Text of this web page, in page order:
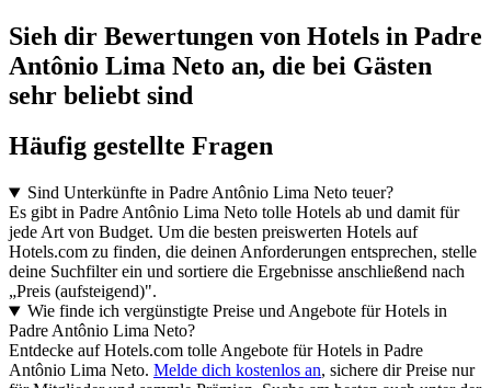
Sieh dir Bewertungen von Hotels in Padre
Antônio Lima Neto an, die bei Gästen
sehr beliebt sind
Häufig gestellte Fragen
Sind Unterkünfte in Padre Antônio Lima Neto teuer?
Es gibt in Padre Antônio Lima Neto tolle Hotels ab und damit für
jede Art von Budget. Um die besten preiswerten Hotels auf
Hotels.com zu finden, die deinen Anforderungen entsprechen, stelle
deine Suchfilter ein und sortiere die Ergebnisse anschließend nach
„Preis (aufsteigend)".
Wie finde ich vergünstigte Preise und Angebote für Hotels in
Padre Antônio Lima Neto?
Entdecke auf Hotels.com tolle Angebote für Hotels in Padre
Antônio Lima Neto. Melde dich kostenlos an, sichere dir Preise nur